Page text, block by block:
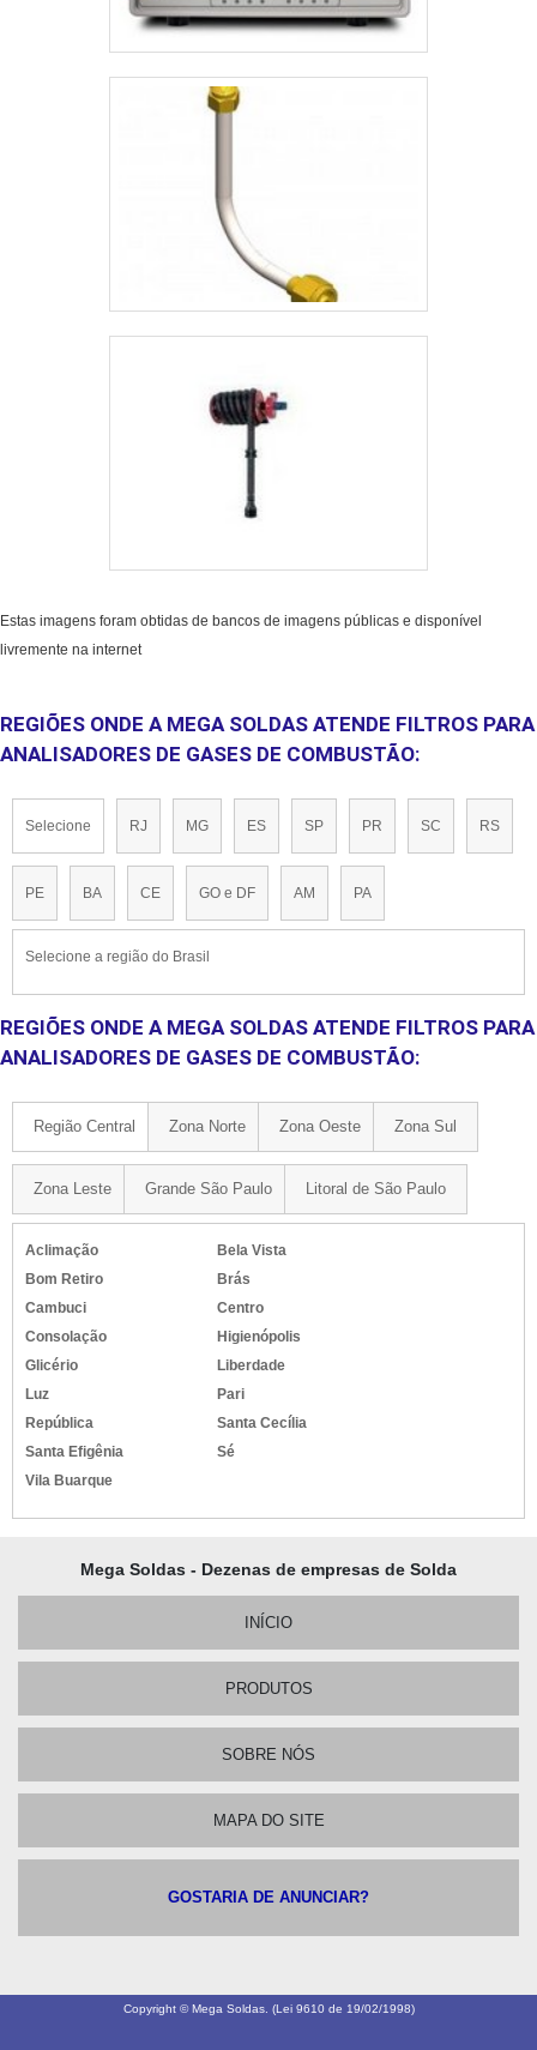
Estas imagens foram obtidas de bancos de imagens públicas e disponível
livremente na internet
REGIÕES ONDE A MEGA SOLDAS ATENDE FILTROS PARA
ANALISADORES DE GASES DE COMBUSTÃO:
Selecione RJ MG ES SP PR SC RS
PE BA CE GO e DF AM PA
Selecione a região do Brasil
REGIÕES ONDE A MEGA SOLDAS ATENDE FILTROS PARA
ANALISADORES DE GASES DE COMBUSTÃO:
Região Central Zona Norte Zona Oeste Zona Sul
Zona Leste Grande São Paulo Litoral de São Paulo
Aclimação
Bela Vista
Bom Retiro
Brás
Cambuci
Centro
Consolação
Higienópolis
Glicério
Liberdade
Luz
Pari
República
Santa Cecília
Santa Efigênia
Sé
Vila Buarque
Mega Soldas - Dezenas de empresas de Solda
INÍCIO
PRODUTOS
SOBRE NÓS
MAPA DO SITE
GOSTARIA DE ANUNCIAR?
Copyright © Mega Soldas. (Lei 9610 de 19/02/1998)